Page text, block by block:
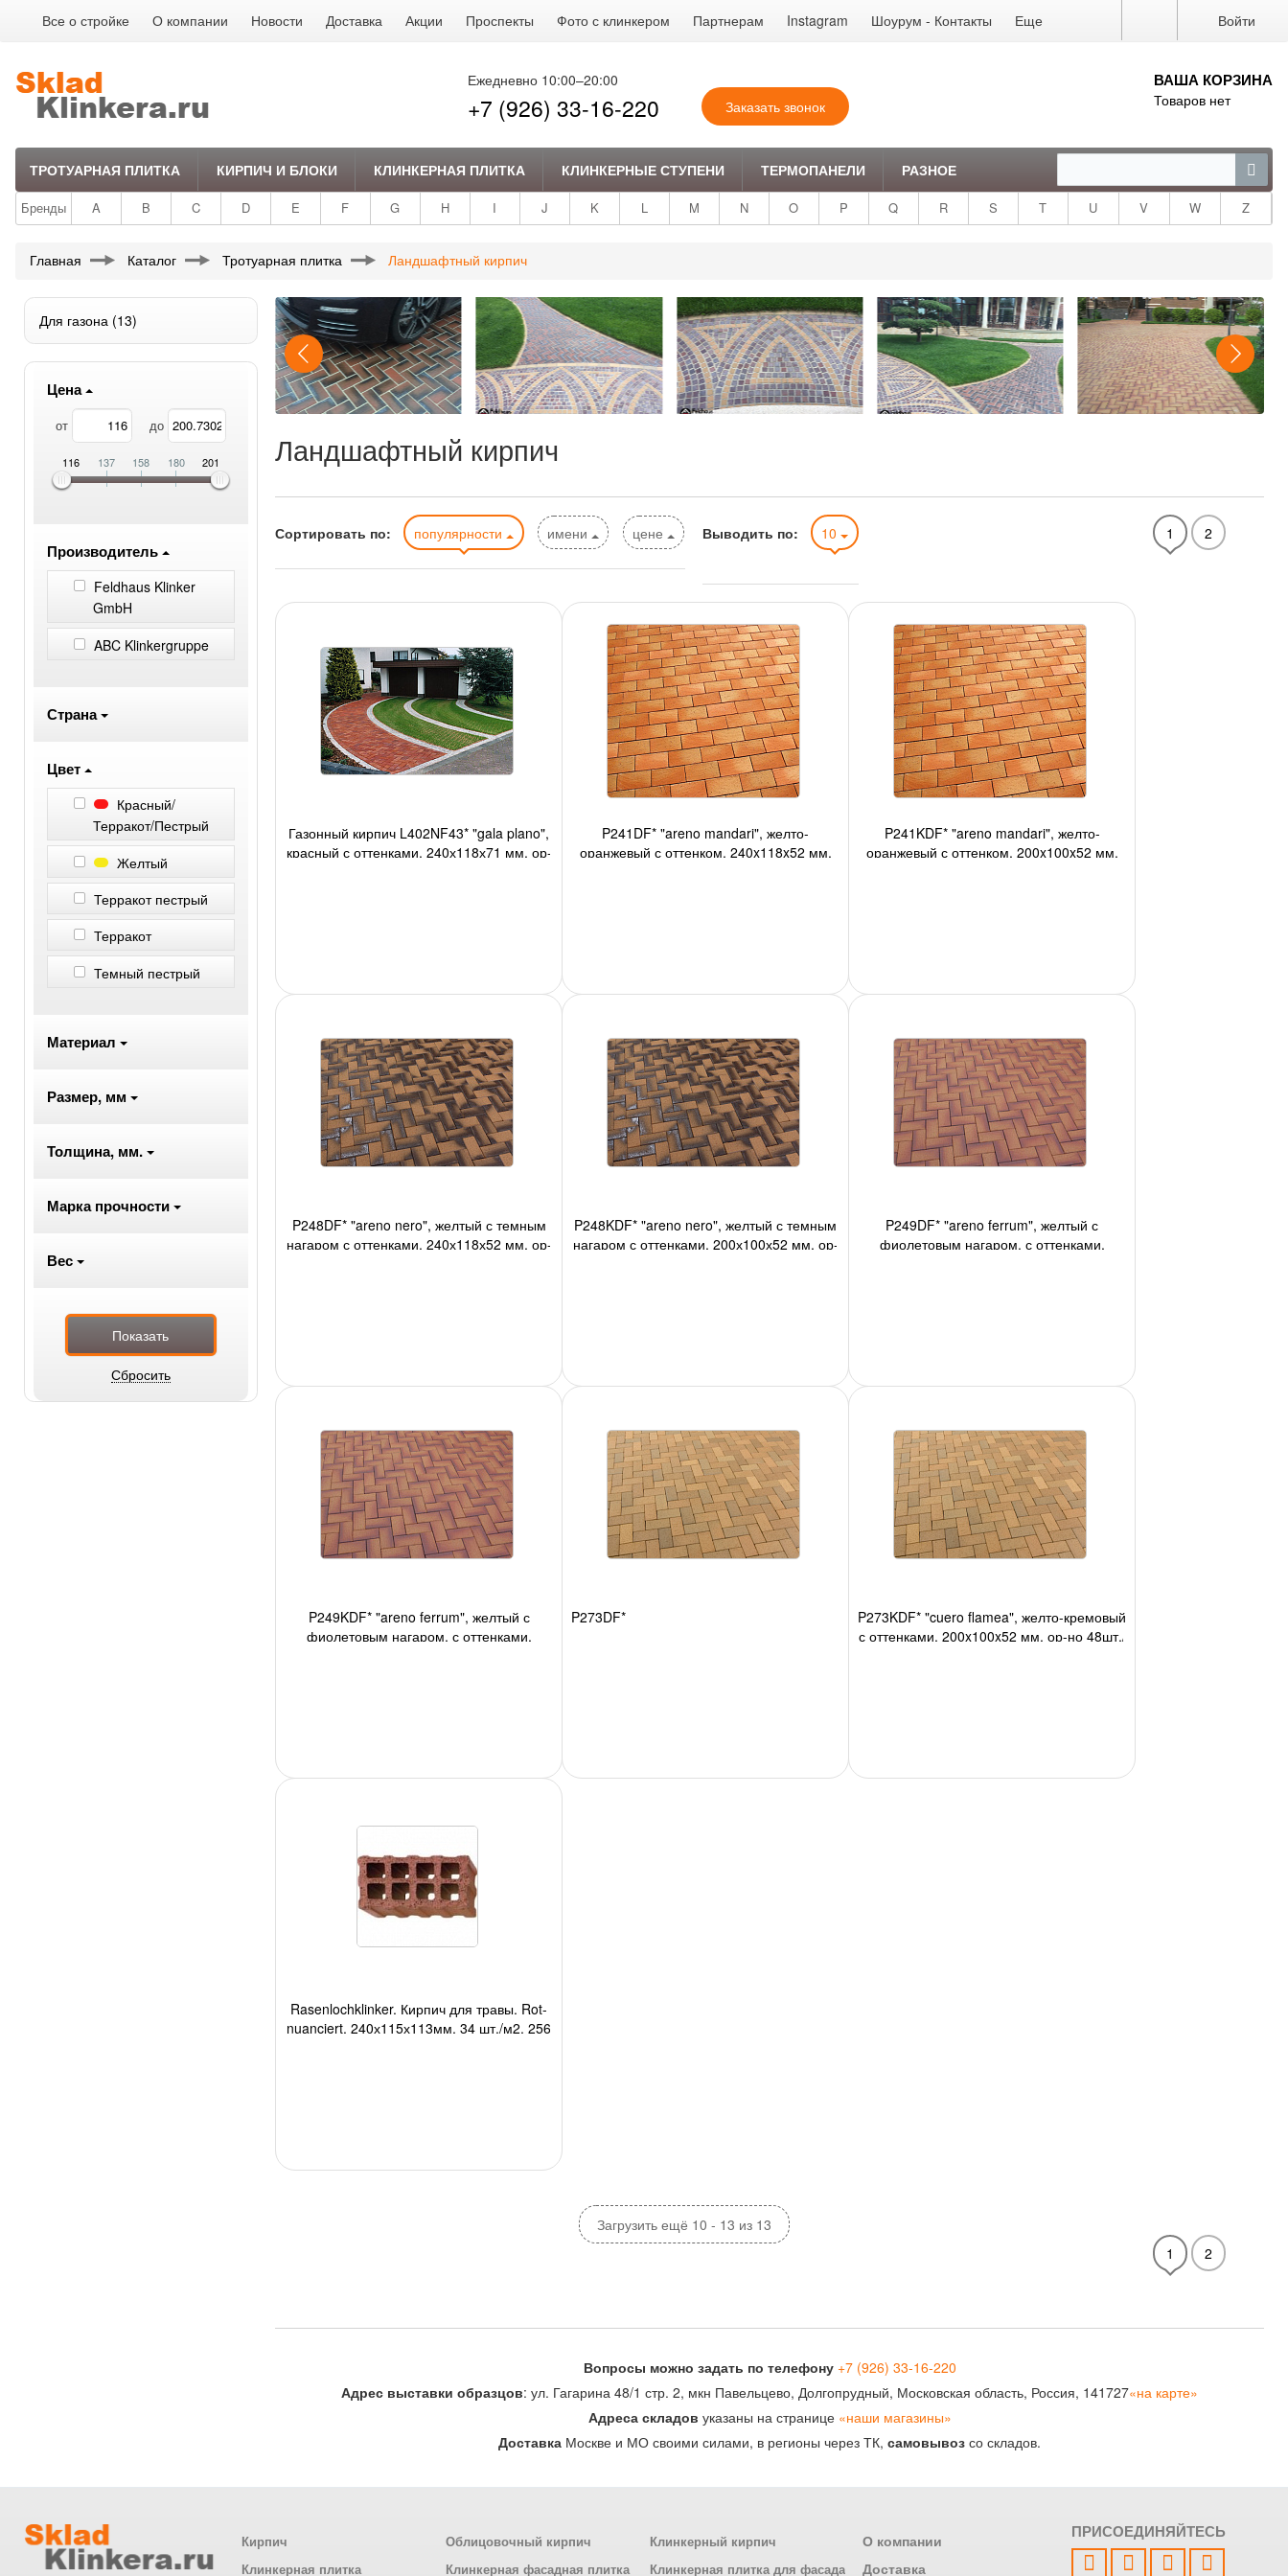
Войти
Все о стройке О компании Новости Доставка Акции Проспекты Фото с клинкером Партнерам Instagram Шоурум - Контакты Еще
ВАША КОРЗИНА
Товаров нет
Ежедневно 10:00–20:00
+7 (926) 33-16-220 Заказать звонок
ТРОТУАРНАЯ ПЛИТКА КИРПИЧ И БЛОКИ КЛИНКЕРНАЯ ПЛИТКА КЛИНКЕРНЫЕ СТУПЕНИ ТЕРМОПАНЕЛИ РАЗНОЕ
Бренды A B C D E F G H I J K L M N O P Q R S T U V W Z
Главная Каталог Тротуарная плитка Ландшафтный кирпич
Для газона (13)
Цена
от до
116 137 158 180 201
Производитель
Feldhaus Klinker
GmbH
ABC Klinkergruppe
Страна
Цвет
Красный/
Терракот/Пестрый
Желтый
Терракот пестрый
Терракот
Темный пестрый
Материал
Размер, мм
Толщина, мм.
Марка прочности
Вес
Ландшафтный кирпич
Сортировать по: популярности имени цене Выводить по: 10 1 2
Газонный кирпич L402NF43* "gala plano",
красный с оттенками, 240х118х71 мм, ор-
P241DF* "areno mandari", желто-
оранжевый с оттенком, 240x118x52 мм,
P241KDF* "areno mandari", желто-
оранжевый с оттенком, 200x100x52 мм,
P248DF* "areno nero", желтый с темным
нагаром с оттенками, 240х118х52 мм, ор-
P248KDF* "areno nero", желтый с темным
нагаром с оттенками, 200х100х52 мм, ор-
P249DF* "areno ferrum", желтый с
фиолетовым нагаром, с оттенками,
P249KDF* "areno ferrum", желтый с
фиолетовым нагаром, с оттенками,
P273DF*
P273KDF* "cuero flamea", желто-кремовый
с оттенками, 200x100x52 мм, ор-но 48шт./
Rasenlochklinker. Кирпич для травы. Rot-
nuanciert, 240х115х113мм, 34 шт./м2, 256
Загрузить ещё 10 - 13 из 13
1
2
Вопросы можно задать по телефону +7 (926) 33-16-220
Адрес выставки образцов: ул. Гагарина 48/1 стр. 2, мкн Павельцево, Долгопрудный, Московская область, Россия, 141727«на карте»
Адреса складов указаны на странице «наши магазины»
Доставка Москве и МО своими силами, в регионы через ТК,самовывоз со складов.
Кирпич Облицовочный кирпич
Клинкерный кирпич
Клинкерная плитка
Клинкерная фасадная плитка Клинкерная плитка для фасада
О компании
Доставка
ПРИСОЕДИНЯЙТЕСЬ